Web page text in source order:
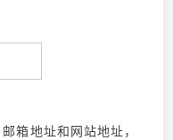
箱地址和网站地址，